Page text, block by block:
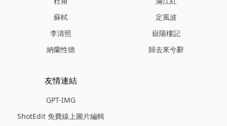
蘇軾
李清照
納蘭性德
定風波
嶽陽樓記
歸去來兮辭
友情連結
GPT-IMG
ShotEdit 免費線上圖片編輯